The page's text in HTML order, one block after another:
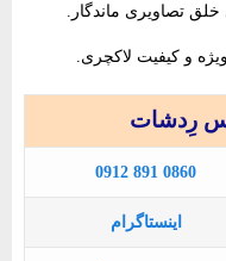
تصاویری ماندگار.
و کیفیت لاکچری.
رِدشات
0912 891 0860
اینستاگرام